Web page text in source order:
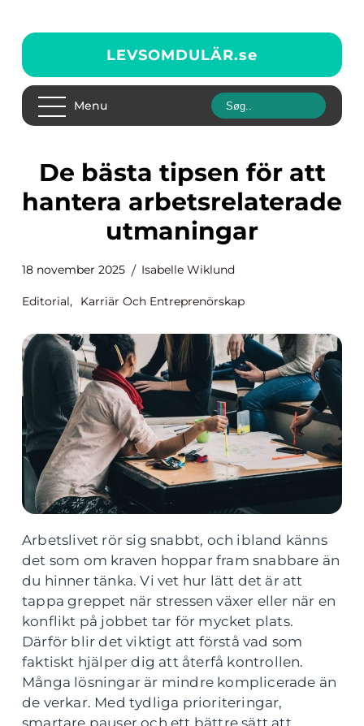
LEVSOMDULÄR.se
Menu
De bästa tipsen för att
hantera arbetsrelaterade
utmaningar
18 november 2025 Isabelle Wiklund
Editorial, Karriär Och Entreprenörskap
Arbetslivet rör sig snabbt, och ibland känns
det som om kraven hoppar fram snabbare än
du hinner tänka. Vi vet hur lätt det är att
tappa greppet när stressen växer eller när en
konflikt på jobbet tar för mycket plats.
Därför blir det viktigt att förstå vad som
faktiskt hjälper dig att återfå kontrollen.
Många lösningar är mindre komplicerade än
de verkar. Med tydliga prioriteringar,
smartare pauser och ett bättre sätt att